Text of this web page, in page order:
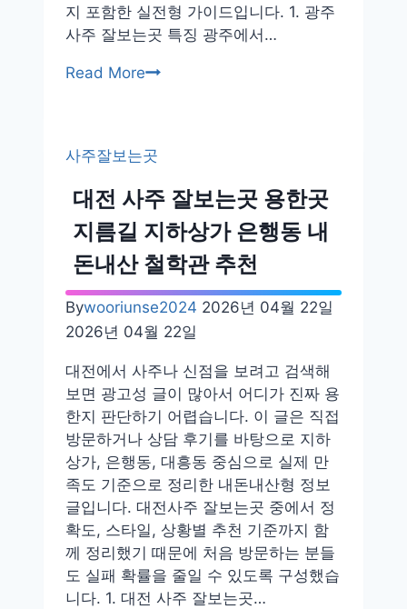
지 포함한 실전형 가이드입니다. 1. 광주
사주 잘보는곳 특징 광주에서…
Read More광
잘
보
는
곳
금
남
로
4
가
역
철
학
관
충
장
로
후
기
추
천
사주잘보는곳
대전 사주 잘보는곳 용한곳
지름길 지하상가 은행동 내
돈내산 철학관 추천
Bywooriunse2024 2026년 04월 22일
2026년 04월 22일
대전에서 사주나 신점을 보려고 검색해
보면 광고성 글이 많아서 어디가 진짜 용
한지 판단하기 어렵습니다. 이 글은 직접
방문하거나 상담 후기를 바탕으로 지하
상가, 은행동, 대흥동 중심으로 실제 만
족도 기준으로 정리한 내돈내산형 정보
글입니다. 대전사주 잘보는곳 중에서 정
확도, 스타일, 상황별 추천 기준까지 함
께 정리했기 때문에 처음 방문하는 분들
도 실패 확률을 줄일 수 있도록 구성했습
니다. 1. 대전 사주 잘보는곳…